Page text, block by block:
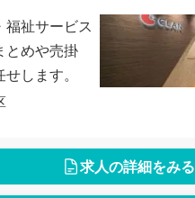
福祉サービス
とめや売掛
します。
求人の詳細をみる